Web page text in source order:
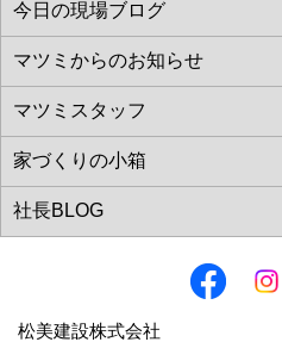
松美建設株式会社